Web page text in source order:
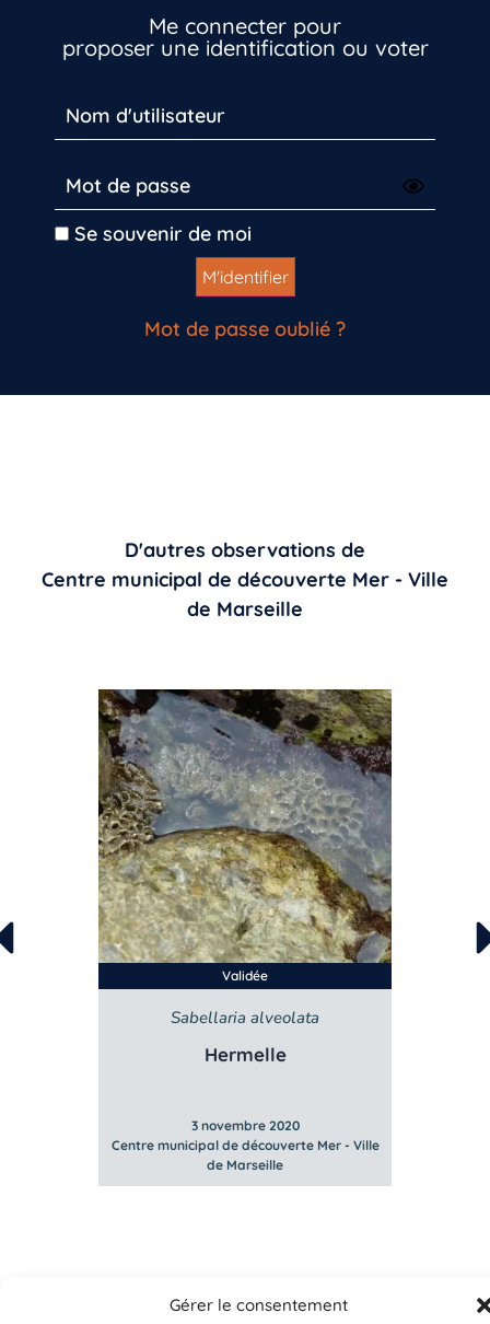
Gérer le consentement
Me connecter pour
proposer une identification ou voter
Se souvenir de moi
Mot de passe oublié ?
D'autres observations de
Centre municipal de découverte Mer - Ville
de Marseille
Validée
Sabellaria alveolata
Hermelle
3 novembre 2020
Centre municipal de découverte Mer - Ville
de Marseille
Inscrivez-vous dès maintenant